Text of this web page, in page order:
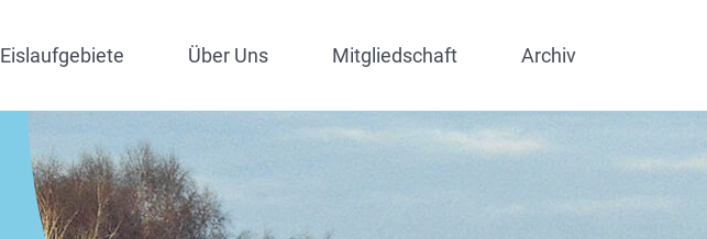
Eislaufgebiete Über Uns Mitgliedschaft Archiv